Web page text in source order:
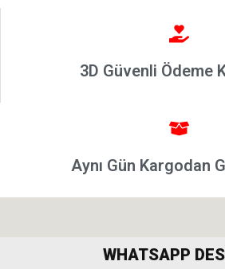
Grande3D Güvenli Ödeme
Aynı Gün Kargodan
WHATSAPP